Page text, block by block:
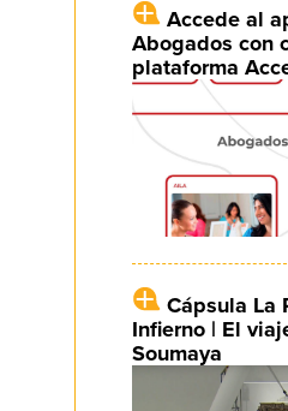
Accede al
Abogados con
plataforma
Cápsula La
Infierno | El
Soumaya